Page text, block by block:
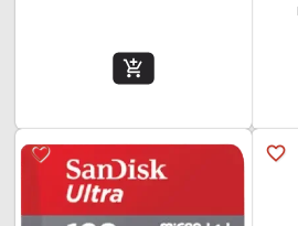
add_shopping_cart
favorite_border
favorite_border